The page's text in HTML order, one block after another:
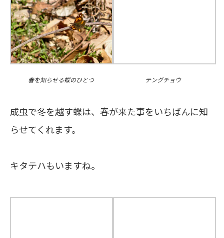
春を知らせる蝶のひとつ テングチョウ
成虫で冬を越す蝶は、春が来た事をいちばんに知
らせてくれます。
キタテハもいますね。